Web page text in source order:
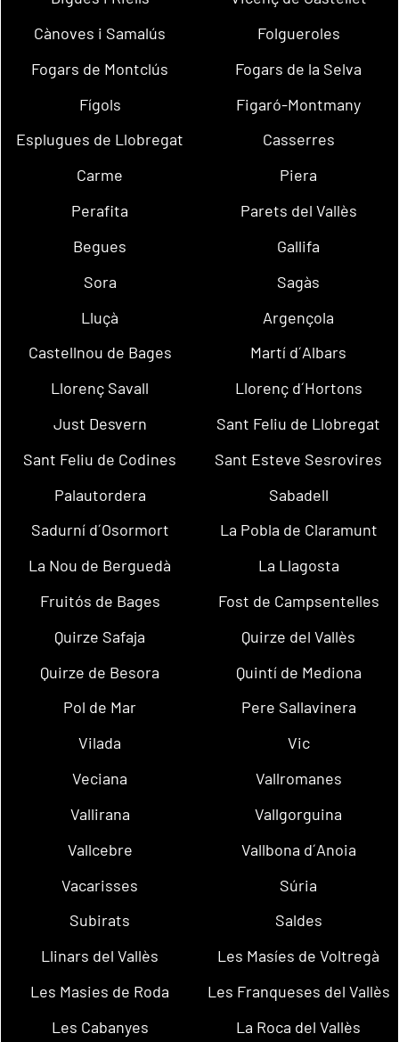
Cànoves i Samalús
Folgueroles
Fogars de Montclús
Fogars de la Selva
Fígols
Figaró-Montmany
Esplugues de Llobregat
Casserres
Carme
Piera
Perafita
Parets del Vallès
Begues
Gallifa
Sora
Sagàs
Lluçà
Argençola
Castellnou de Bages
Martí d´Albars
Llorenç Savall
Llorenç d´Hortons
Just Desvern
Sant Feliu de Llobregat
Sant Feliu de Codines
Sant Esteve Sesrovires
Palautordera
Sabadell
Sadurní d´Osormort
La Pobla de Claramunt
La Nou de Berguedà
La Llagosta
Fruitós de Bages
Fost de Campsentelles
Quirze Safaja
Quirze del Vallès
Quirze de Besora
Quintí de Mediona
Pol de Mar
Pere Sallavinera
Vilada
Vic
Veciana
Vallromanes
Vallirana
Vallgorguina
Vallcebre
Vallbona d´Anoia
Vacarisses
Súria
Subirats
Saldes
Llinars del Vallès
Les Masíes de Voltregà
Les Masies de Roda
Les Franqueses del Vallès
Les Cabanyes
La Roca del Vallès